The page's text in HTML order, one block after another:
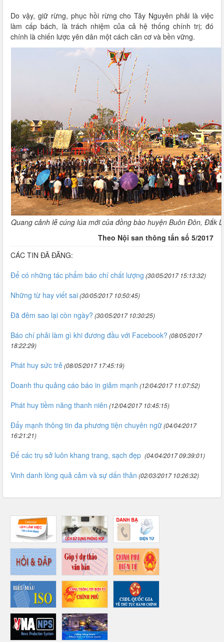
Do vậy, giữ rừng, phục hồi rừng cho Tây Nguyên phải là việc
làm cấp bách, là trách nhiệm của cả hệ thống chính trị; đó
chính là chiến lược yên dân một cách căn cơ và bền vững.
Quang cảnh lễ cúng lúa mới của đồng bào huyện Buôn Ðôn, Đắk
Theo Nội san thông tấn số 5/2017
CÁC TIN ĐÃ ĐĂNG:
Để có những tác phẩm báo chí chất lượng (30/05/2017 15:13:32)
Những từ hay viết sai(30/05/2017 10:50:45)
Đã đêm sao lại còn ngày? (30/05/2017 10:30:25)
Báo chí phải làm gì khi đương đầu với Facebook? (08/05/2017
18:22:29)
Phát huy sức trẻ(08/05/2017 17:45:19)
Doanh thu quảng cáo báo in giảm mạnh (12/04/2017 11:07:52)
Phát huy tiềm năng thanh niên (12/04/2017 10:45:15)
Đẩy mạnh thông tin đa phương tiện chuyên ngữ(04/04/2017
16:21:21)
Để các trụ sở luôn khang trang, sạch đẹp (04/04/2017 09:39:01)
Vinh danh lòng quả cảm và sự dấn thân (02/03/2017 10:26:32)